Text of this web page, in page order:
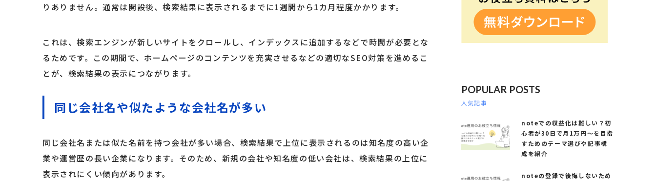
りありません。通常は開設後、検索結果に表示されるまでに1週間から1カ月程度かかります。
これは、検索エンジンが新しいサイトをクロールし、インデックスに追加するなどで時間が必要とな
るためです。この期間で、ホームページのコンテンツを充実させるなどの適切なSEO対策を進めるこ
とが、検索結果の表示につながります。
同じ会社名や似たような会社名が多い
同じ会社名または似た名前を持つ会社が多い場合、検索結果で上位に表示されるのは知名度の高い企
業や運営歴の長い企業になります。そのため、新規の会社や知名度の低い会社は、検索結果の上位に
表示されにくい傾向があります。
POPULAR POSTS
人気記事
noteでの収益化は難しい？初
心者が30日で月1万円～を目指
すためのテーマ選びや記事構
成を紹介
noteの登録で後悔しないため